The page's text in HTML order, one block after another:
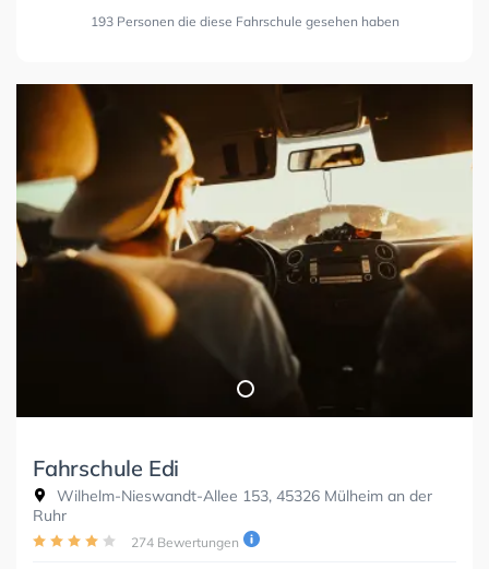
193 Personen die diese Fahrschule gesehen haben
Fahrschule Edi
Wilhelm-Nieswandt-Allee 153, 45326 Mülheim an der
Ruhr
274 Bewertungen